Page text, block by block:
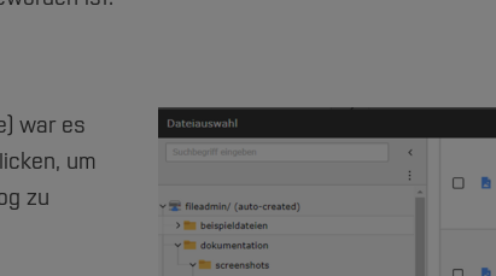
war es
um
zu